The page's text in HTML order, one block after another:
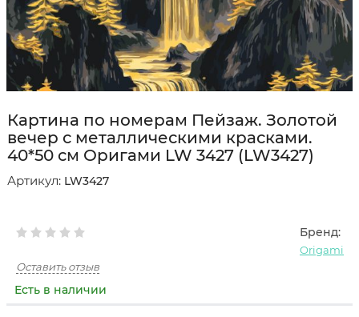
Картина по номерам Пейзаж. Золотой
вечер с металлическими красками.
40*50 см Оригами LW 3427 (LW3427)
Артикул: LW3427
Бренд:
Origami
Оставить отзыв
Есть в наличии